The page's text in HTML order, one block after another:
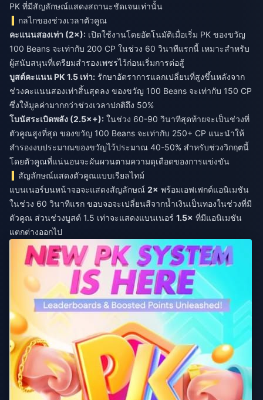
PK ที่มีสัญลักษณ์แสดงสถานะชัดเจนเท่านั้น
กลไกของช่วงเวลาตัวคูณ
คะแนนสองเท่า (2×): เปิดใช้งานโดยอัตโนมัติเมื่อเริ่ม PK ของขวัญ
100 Beans จะเท่ากับ 200 CP ในช่วง 60 วินาทีแรกนี้ เหมาะสำหรับ
ผู้สนับสนุนที่เตรียมสำรองเพชรไว้ก่อนเริ่มการต่อสู้
บูสต์คะแนน PK 1.5 เท่า: รักษาอัตราการแลกเปลี่ยนที่สูงขึ้นหลังจาก
ช่วงคะแนนสองเท่าสิ้นสุดลง ของขวัญ 100 Beans จะเท่ากับ 150 CP
ซึ่งให้มูลค่ามากกว่าช่วงเวลาปกติถึง 50%
โบนัสระเบิดพลัง (2.5×+): ในช่วง 60-90 วินาทีสุดท้ายจะเป็นช่วงที่
ตัวคูณสูงที่สุด ของขวัญ 100 Beans จะเท่ากับ 250+ CP แนะนำให้
สำรองงบประมาณของขวัญไว้ประมาณ 40-50% สำหรับช่วงวิกฤตนี้
โดยตัวคูณที่แน่นอนจะผันผวนตามความดุเดือดของการแข่งขัน
สัญลักษณ์แสดงตัวคูณแบบเรียลไทม์
แบนเนอร์บนหน้าจอจะแสดงสัญลักษณ์ 2× พร้อมเอฟเฟกต์แอนิเมชัน
ในช่วง 60 วินาทีแรก ขอบจอจะเปลี่ยนสีจากน้ำเงินเป็นทองในช่วงที่มี
ตัวคูณ ส่วนช่วงบูสต์ 1.5 เท่าจะแสดงแบนเนอร์ 1.5× ที่มีแอนิเมชัน
แตกต่างออกไป